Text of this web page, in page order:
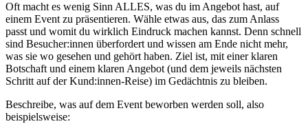
Oft macht es wenig Sinn ALLES, was du im Angebot hast, auf
einem Event zu präsentieren. Wähle etwas aus, das zum Anlass
passt und womit du wirklich Eindruck machen kannst. Denn schnell
sind Besucher:innen überfordert und wissen am Ende nicht mehr,
was sie wo gesehen und gehört haben. Ziel ist, mit einer klaren
Botschaft und einem klaren Angebot (und dem jeweils nächsten
Schritt auf der Kund:innen-Reise) im Gedächtnis zu bleiben.
Beschreibe, was auf dem Event beworben werden soll, also
beispielsweise: